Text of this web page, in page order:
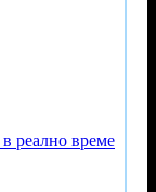
реално време